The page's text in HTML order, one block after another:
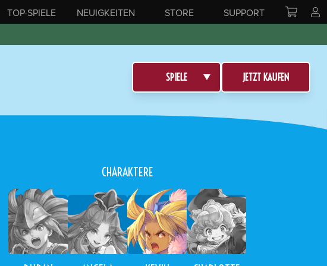
TOP-SPIELE NEUIGKEITEN STORE SUPPORT
SPIELE JETZT KAUFEN
CHARAKTERE